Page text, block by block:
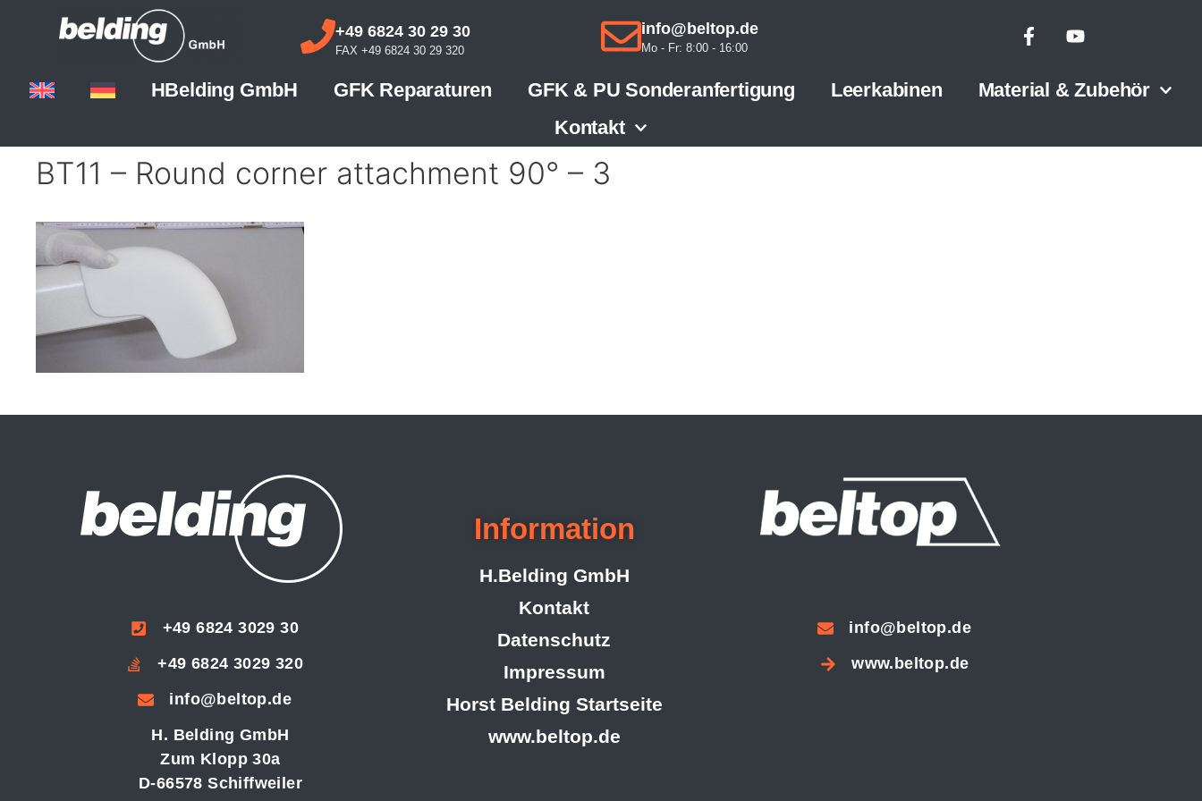
+49 6824 30 29 30
FAX +49 6824 30 29 320
info@beltop.de
Mo - Fr: 8:00 - 16:00
HBelding GmbH GFK Reparaturen GFK & PU Sonderanfertigung Leerkabinen
Material & Zubehör
Kontakt
BT11 – Round corner attachment 90° – 3
+49 6824 3029 30
+49 6824 3029 320
info@beltop.de
H. Belding GmbH
Zum Klopp 30a
D-66578 Schiffweiler
Information
H.Belding GmbH
Kontakt
Datenschutz
Impressum
Horst Belding Startseite
www.beltop.de
info@beltop.de
www.beltop.de